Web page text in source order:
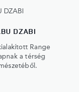
DZABI
Range
a térség